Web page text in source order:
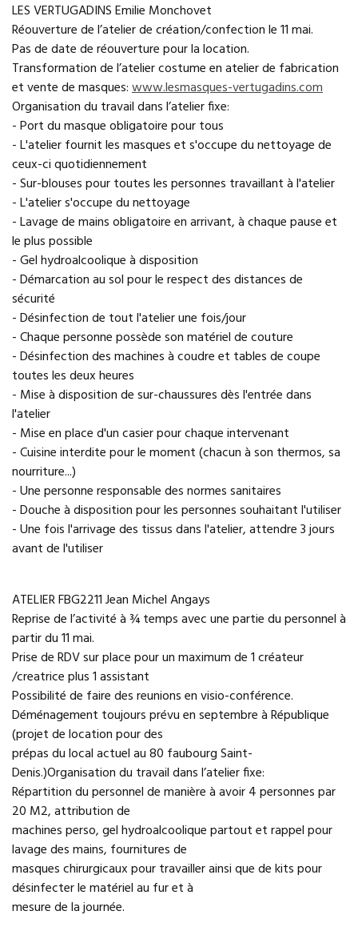
LES VERTUGADINS Emilie Monchovet
Réouverture de l’atelier de création/confection le 11 mai.
Pas de date de réouverture pour la location.
Transformation de l’atelier costume en atelier de fabrication
et vente de masques:www.lesmasques-vertugadins.com
Organisation du travail dans l’atelier fixe:
- Port du masque obligatoire pour tous
- L'atelier fournit les masques et s'occupe du nettoyage de
ceux-ci quotidiennement
- Sur-blouses pour toutes les personnes travaillant à l'atelier
- L'atelier s'occupe du nettoyage
- Lavage de mains obligatoire en arrivant, à chaque pause et
le plus possible
- Gel hydroalcoolique à disposition
- Démarcation au sol pour le respect des distances de
sécurité
- Désinfection de tout l'atelier une fois/jour
- Chaque personne possède son matériel de couture
- Désinfection des machines à coudre et tables de coupe
toutes les deux heures
- Mise à disposition de sur-chaussures dès l'entrée dans
l'atelier
- Mise en place d'un casier pour chaque intervenant
- Cuisine interdite pour le moment (chacun à son thermos, sa
nourriture...)
- Une personne responsable des normes sanitaires
- Douche à disposition pour les personnes souhaitant l'utiliser
- Une fois l'arrivage des tissus dans l'atelier, attendre 3 jours
avant de l'utiliser
ATELIER FBG2211 Jean Michel Angays
Reprise de l’activité à ¾ temps avec une partie du personnel à
partir du 11 mai.
Prise de RDV sur place pour un maximum de 1 créateur
/creatrice plus 1 assistant
Possibilité de faire des reunions en visio-conférence.
Déménagement toujours prévu en septembre à République
(projet de location pour des
prépas du local actuel au 80 faubourg Saint-
Denis.)Organisation du travail dans l’atelier fixe:
Répartition du personnel de manière à avoir 4 personnes par
20 M2, attribution de
machines perso, gel hydroalcoolique partout et rappel pour
lavage des mains, fournitures de
masques chirurgicaux pour travailler ainsi que de kits pour
désinfecter le matériel au fur et à
mesure de la journée.